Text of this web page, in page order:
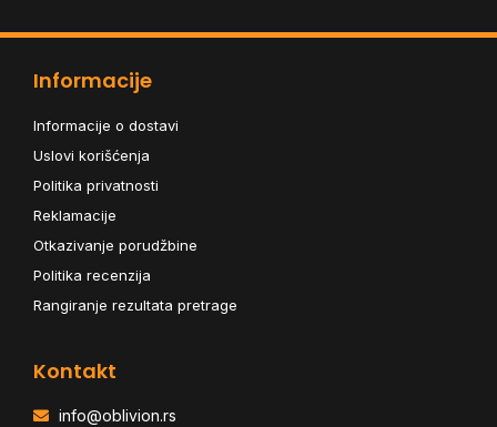
Informacije
Informacije o dostavi
Uslovi korišćenja
Politika privatnosti
Reklamacije
Otkazivanje porudžbine
Politika recenzija
Rangiranje rezultata pretrage
Kontakt
info@oblivion.rs